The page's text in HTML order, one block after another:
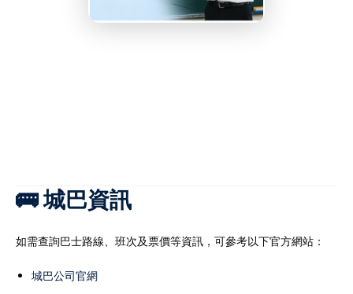
🚌 城巴資訊
如需查詢巴士路線、班次及票價等資訊，可參考以下官方網站：​
城巴公司官網